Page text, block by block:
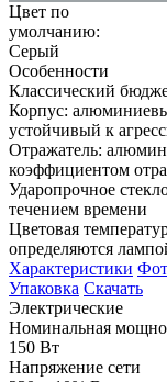
Цвет по
умолчанию:
Серый
Особенности
Классический
Корпус:
устойчивый к
Отражатель:
коэффициентом
Ударопрочное
течением времени
Цветовая
определяются
Характеристики
Упаковка Скачать
Электрические
Номинальная
150 Вт
Напряжение сети